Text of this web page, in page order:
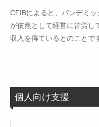
CFIBによると、パンデミ
が依然として経営に苦労し
収入を得ているとのことで
個人向け支援